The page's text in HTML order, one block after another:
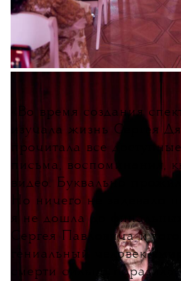
Во время создания
изучала жизнь Сергея
прочитала все
письма, воспоминания,
видео. Буквально
Но ничего не задевало
я не дошла до
Сергея Павловича и
гениальный человек
смерти сильно